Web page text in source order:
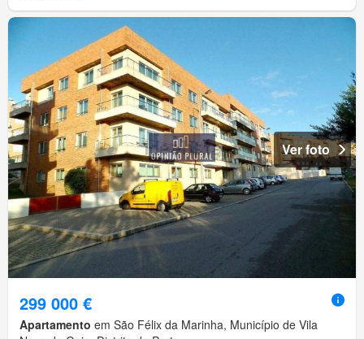
Ver foto
299 000 €
Apartamento em São Félix da Marinha, Município de Vila